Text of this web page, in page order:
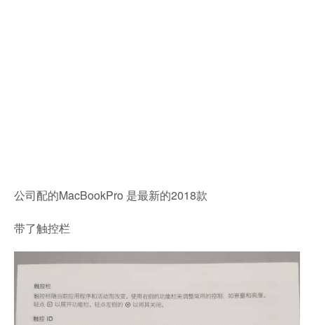
公司配的MacBookPro 是最新的2018款
带了触控栏